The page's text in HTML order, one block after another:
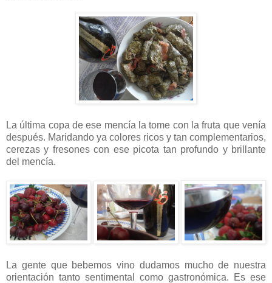
La última copa de ese mencía la tome con la fruta que venía
después. Maridando ya colores ricos y tan complementarios,
cerezas y fresones con ese picota tan profundo y brillante
del mencía.
La gente que bebemos vino dudamos mucho de nuestra
orientación tanto sentimental como gastronómica. Es ese